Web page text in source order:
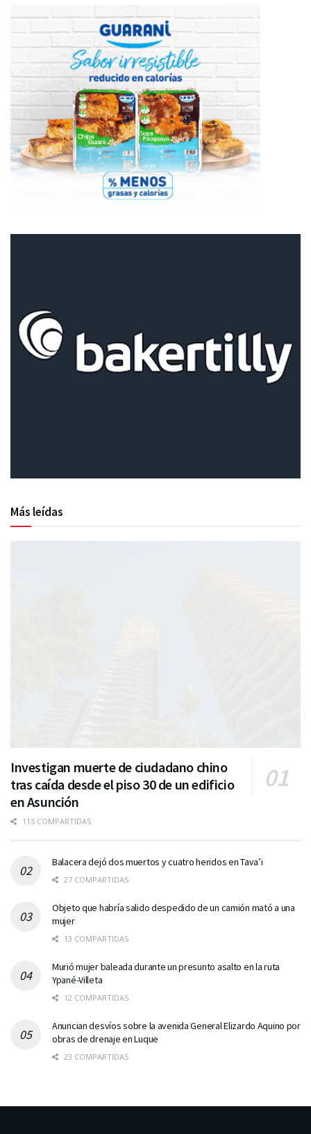
Más leídas
Investigan muerte de ciudadano chino
tras caída desde el piso 30 de un edificio
en Asunción
115 COMPARTIDAS
Balacera dejó dos muertos y cuatro heridos en Tava’i
27 COMPARTIDAS
Objeto que habría salido despedido de un camión mató a una
mujer
13 COMPARTIDAS
Murió mujer baleada durante un presunto asalto en la ruta
Ypané-Villeta
12 COMPARTIDAS
Anuncian desvíos sobre la avenida General Elizardo Aquino por
obras de drenaje en Luque
23 COMPARTIDAS